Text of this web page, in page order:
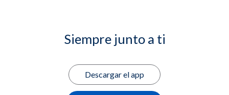
Siempre junto a ti
Descargar el app